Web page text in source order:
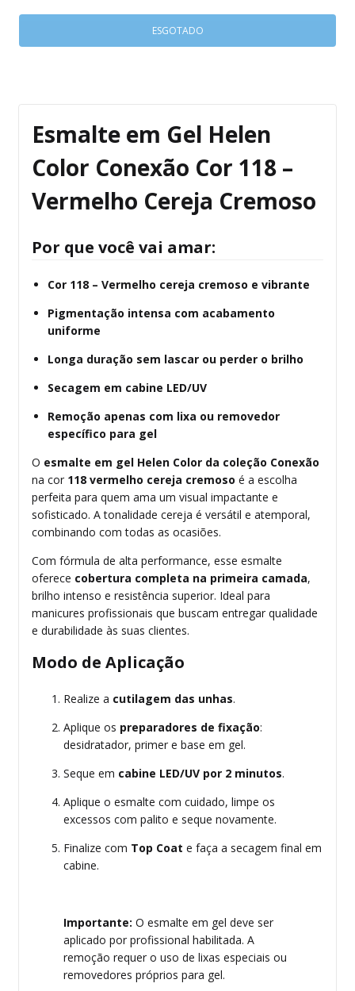
Esmalte em Gel Helen
Color Conexão Cor 118 –
Vermelho Cereja Cremoso
Por que você vai amar:
Cor 118 – Vermelho cereja cremoso e vibrante
Pigmentação intensa com acabamento
uniforme
Longa duração sem lascar ou perder o brilho
Secagem em cabine LED/UV
Remoção apenas com lixa ou removedor
específico para gel
O esmalte em gel Helen Color da coleção Conexão
na cor 118 vermelho cereja cremoso é a escolha
perfeita para quem ama um visual impactante e
sofisticado. A tonalidade cereja é versátil e atemporal,
combinando com todas as ocasiões.
Com fórmula de alta performance, esse esmalte
oferece cobertura completa na primeira camada,
brilho intenso e resistência superior. Ideal para
manicures profissionais que buscam entregar qualidade
e durabilidade às suas clientes.
Modo de Aplicação
Realize a cutilagem das unhas.
Aplique os preparadores de fixação:
desidratador, primer e base em gel.
Seque em cabine LED/UV por 2 minutos.
Aplique o esmalte com cuidado, limpe os
excessos com palito e seque novamente.
Finalize com Top Coat e faça a secagem final em
cabine.
Importante: O esmalte em gel deve ser
aplicado por profissional habilitada. A
remoção requer o uso de lixas especiais ou
removedores próprios para gel.